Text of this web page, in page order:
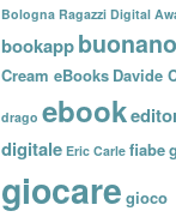
Bologna Ragazzi Digital
bookapp
Cream eBooks Davide
drago ebook
digitale Eric Carle fiabe
giocare gioco